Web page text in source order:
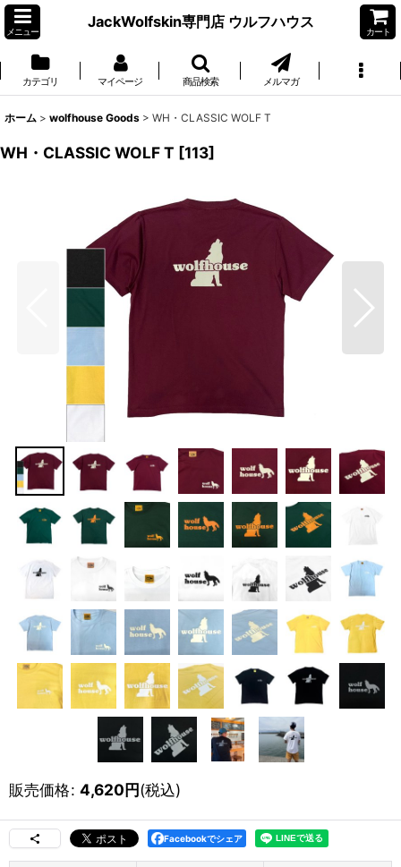
メニュー
JackWolfskin専門店 ウルフハウス
カート
カテゴリ マイページ 商品検索 メルマガ
ホーム > wolfhouse Goods > WH・CLASSIC WOLF T
WH・CLASSIC WOLF T [113]
販売価格: 4,620円(税込)
Facebookでシェア